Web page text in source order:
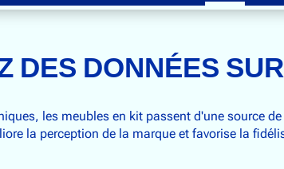
DES DONNÉES
les meubles en kit passent d'une source
la perception de la marque et favorise la